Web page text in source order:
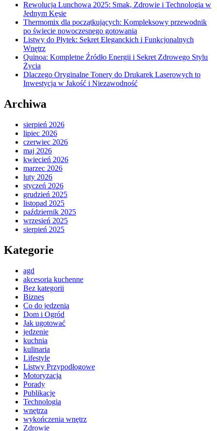
Rewolucja Lunchowa 2025: Smak, Zdrowie i Technologia w
Jednym Kęsie
Thermomix dla początkujących: Kompleksowy przewodnik
po świecie nowoczesnego gotowania
Listwy do Płytek: Sekret Eleganckich i Funkcjonalnych
Wnętrz
Quinoa: Kompletne Źródło Energii i Sekret Zdrowego Stylu
Życia
Dlaczego Oryginalne Tonery do Drukarek Laserowych to
Inwestycja w Jakość i Niezawodność
Archiwa
sierpień 2026
lipiec 2026
czerwiec 2026
maj 2026
kwiecień 2026
marzec 2026
luty 2026
styczeń 2026
grudzień 2025
listopad 2025
październik 2025
wrzesień 2025
sierpień 2025
Kategorie
agd
akcesoria kuchenne
Bez kategorii
Biznes
Co do jedzenia
Dom i Ogród
Jak ugotować
jedzenie
kuchnia
kulinaria
Lifestyle
Listwy Przypodłogowe
Motoryzacja
Porady
Publikacje
Technologia
wnętrza
wykończenia wnętrz
Zdrowie